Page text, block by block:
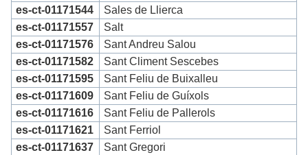
es-ct-01171544
Sales de Llierca
es-ct-01171557
Salt
es-ct-01171576
Sant Andreu Salou
es-ct-01171582
Sant Climent Sescebes
es-ct-01171595
Sant Feliu de Buixalleu
es-ct-01171609
Sant Feliu de Guíxols
es-ct-01171616
Sant Feliu de Pallerols
es-ct-01171621
Sant Ferriol
es-ct-01171637
Sant Gregori